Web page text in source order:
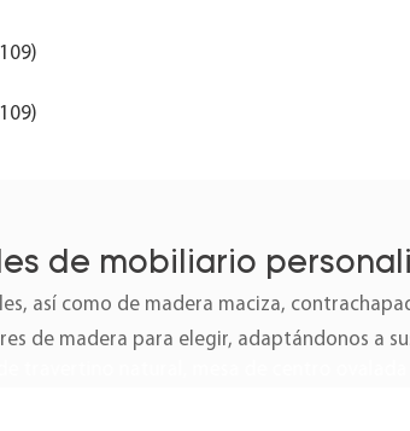
de mobiliario
así como de madera maciza,
de madera para elegir, adaptándonos a